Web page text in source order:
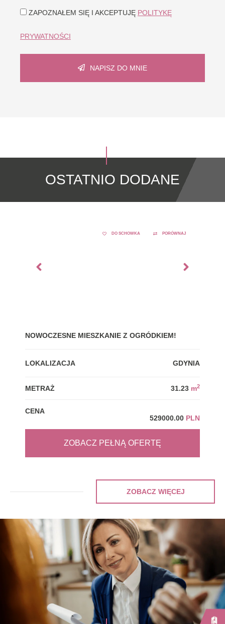
ZAPOZNAŁEM SIĘ I AKCEPTUJĘ POLITYKĘ
PRYWATNOŚCI
NAPISZ DO MNIE
OSTATNIO DODANE
DO SCHOWKA PORÓWNAJ
NOWOCZESNE MIESZKANIE Z OGRÓDKIEM!
LOKALIZACJA GDYNIA
METRAŻ 31.23 m2
CENA
529000.00 PLN
ZOBACZ PEŁNĄ OFERTĘ
ZOBACZ WIĘCEJ